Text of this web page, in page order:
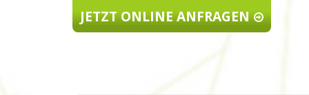
Direkt zum InhaltJETZT ONLINE ANFRAGEN